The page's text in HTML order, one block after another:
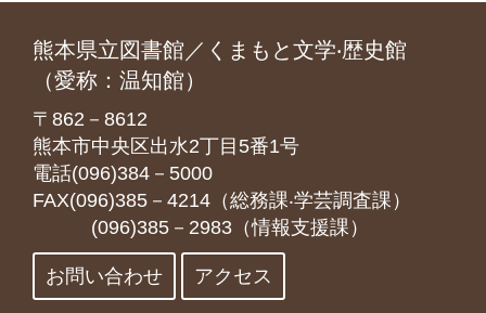
熊本県立図書館／くまもと文学‧歴史館
（愛称：温知館）
〒862－8612
熊本市中央区出水2丁目5番1号
電話(096)384－5000
FAX(096)385－4214（総務課‧学芸調査課）
(096)385－2983（情報支援課）
お問い合わせ アクセス